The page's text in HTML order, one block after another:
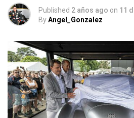
Published 2 años ago on 11
ByAngel_Gonzalez